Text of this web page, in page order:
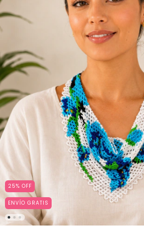
25% OFF
ENVÍO GRATIS